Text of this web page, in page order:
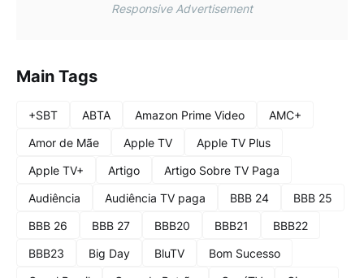
Responsive Advertisement
Main Tags
+SBT ABTA Amazon Prime Video
AMC+
Amor de Mãe
Apple TV
Apple TV Plus
Apple TV+
Artigo
Artigo Sobre TV Paga
Audiência
Audiência TV paga BBB 24
BBB 25
BBB 26
BBB 27 BBB20 BBB21
BBB22
BBB23
Big Day BluTV
Bom Sucesso